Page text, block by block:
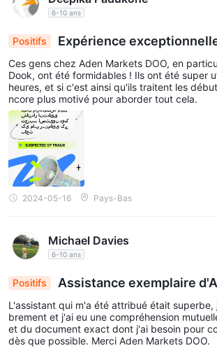
6-10 ans
Positifs
Expérience
utants chez Aden Markets, grâce
Steven Dook
Ces gens chez Aden Markets DOO, en
Dook, ont été formidables ! Ils ont été super
heures, et si c'est ainsi qu'ils traitent les
ncore plus motivé pour aborder tout cela.
2024-05-16 Pays-Bas
Michael Davies
6-10 ans
Positifs
Assistance exemplaire
DOO : le voyage de trading sans
L'assistant qui m'a été attribué était
brement et j'ai eu une compréhension
et du document exact dont j'ai besoin pour
dès que possible. Merci Aden Markets DOO.